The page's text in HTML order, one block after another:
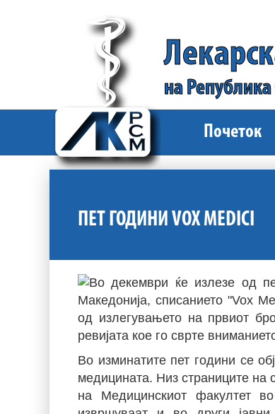
на
Почеток
ПЕТ ГОДИНИ VOX MEDICI
Во декември ќе излезе од
Македонија, списанието "Vox
од излегувањето на првиот
ревијата кое го сврте
Во изминатите пет години се
медицината. Низ страниците
на Медицинскиот факултет